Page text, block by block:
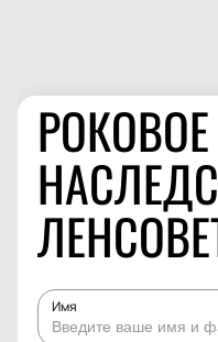
РОКОВОЕ
Имя